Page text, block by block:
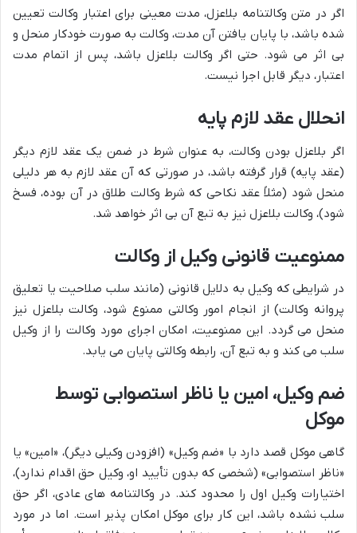
اگر در متن وکالتنامه بلاعزل، مدت معینی برای اعتبار وکالت تعیین
شده باشد، با پایان یافتن آن مدت، وکالت به صورت خودکار منحل و
بی اثر می شود. حتی اگر وکالت بلاعزل باشد، پس از اتمام مدت
اعتبار، دیگر قابل اجرا نیست.
انحلال عقد لازم پایه
اگر بلاعزل بودن وکالت، به عنوان شرط در ضمن یک عقد لازم دیگر
(عقد پایه) قرار گرفته باشد، در صورتی که آن عقد لازم به هر دلیلی
منحل شود (مثلاً عقد نکاحی که شرط وکالت طلاق در آن بوده، فسخ
شود)، وکالت بلاعزل نیز به تبع آن بی اثر خواهد شد.
ممنوعیت قانونی وکیل از وکالت
در شرایطی که وکیل به دلایل قانونی (مانند سلب صلاحیت یا تعلیق
پروانه وکالت) از انجام امور وکالتی ممنوع شود، وکالت بلاعزل نیز
منحل می گردد. این ممنوعیت، امکان اجرای مورد وکالت را از وکیل
سلب می کند و به تبع آن، رابطه وکالتی پایان می یابد.
ضم وکیل، امین یا ناظر استصوابی توسط
موکل
گاهی موکل قصد دارد با «ضم وکیل» (افزودن وکیلی دیگر)، «امین» یا
«ناظر استصوابی» (شخصی که بدون تأیید او، وکیل حق اقدام ندارد)،
اختیارات وکیل اول را محدود کند. در وکالتنامه های عادی، اگر حق
سلب نشده باشد، این کار برای موکل امکان پذیر است. اما در مورد